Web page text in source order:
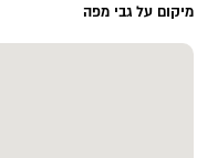
מיקום על גבי מפה